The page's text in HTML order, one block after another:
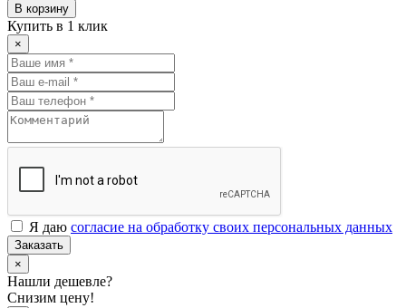
В корзину
Купить в 1 клик
×
Я даю согласие на обработку своих персональных данных
Заказать
×
Нашли дешевле?
Снизим цену!